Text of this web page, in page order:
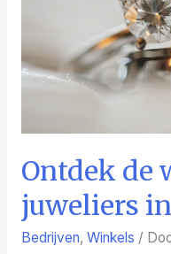
Ontdek de
juweliers
Bedrijven, Winkels /